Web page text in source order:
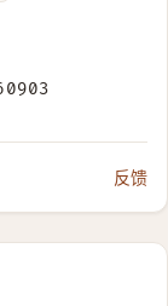
反馈